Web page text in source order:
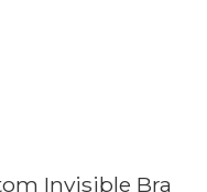
Invisible Bra